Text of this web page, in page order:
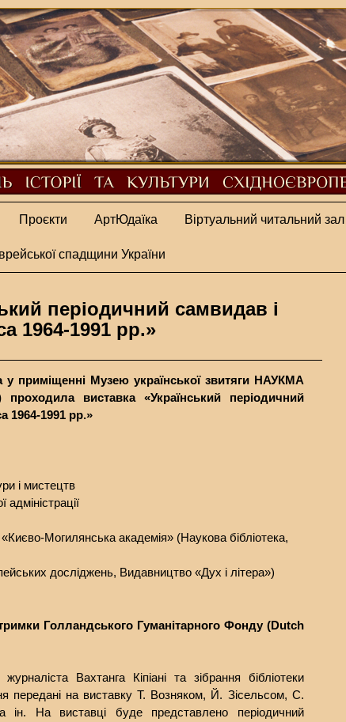
Проєкти АртЮдаїка Віртуальний читальний зал
спадщини України
періодичний самвидав і
1964-1991 рр.»
приміщенні Музею української звитяги НАУКМА
виставка «Український періодичний
1964-1991 рр.»
і мистецтв
адміністрації
Могилянська академія» (Наукова бібліотека,
досліджень, Видавництво «Дух і літера»)
Голландського Гуманітарного Фонду (Dutch
Вахтанга Кіпіані та зібрання бібліотеки
передані на виставку Т. Возняком, Й. Зісельсом, С.
На виставці буде представлено періодичний